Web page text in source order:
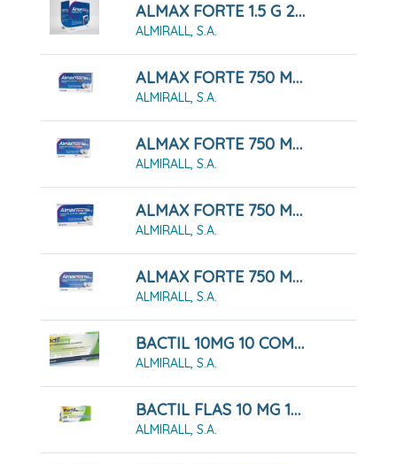
ALMAX FORTE 1.5 G 24 SOBRES SUSPENSION ORAL
ALMIRALL, S.A.
ALMAX FORTE 750 MG COMPRIMIDOS MASTICABLES SABOR COLA, 48 COMPRIMIDOS
ALMIRALL, S.A.
ALMAX FORTE 750 MG COMPRIMIDOS MASTICABLES SABOR FRESA, 48 COMPRIMIDOS
ALMIRALL, S.A.
ALMAX FORTE 750 MG COMPRIMIDOS MASTICABLES SABOR MENTA, 24 COMPRIMIDOS
ALMIRALL, S.A.
ALMAX FORTE 750 MG COMPRIMIDOS MASTICABLES SABOR MENTA, 48 COMPRIMIDOS
ALMIRALL, S.A.
BACTIL 10MG 10 COMPRIMIDOS
ALMIRALL, S.A.
BACTIL FLAS 10 MG 10 LIOFILIZADOS ORALES
ALMIRALL, S.A.